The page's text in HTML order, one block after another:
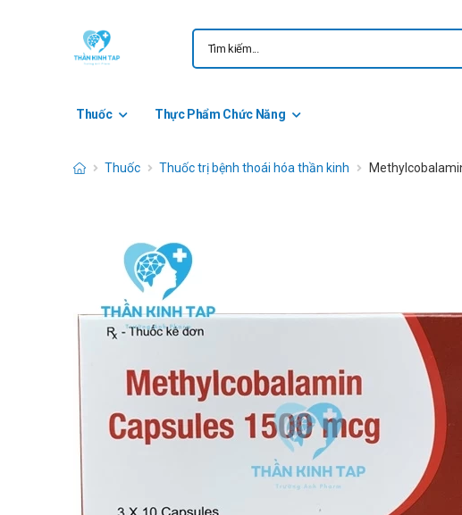
Thuốc Thực Phẩm Chức Năng
Thuốc Thuốc trị bệnh thoái hóa thần kinh